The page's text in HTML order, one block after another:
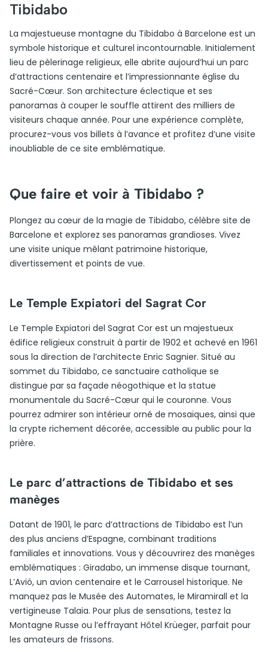
Tibidabo
La majestueuse montagne du Tibidabo à Barcelone est un
symbole historique et culturel incontournable. Initialement
lieu de pèlerinage religieux, elle abrite aujourd’hui un parc
d’attractions centenaire et l’impressionnante église du
Sacré-Cœur. Son architecture éclectique et ses
panoramas à couper le souffle attirent des milliers de
visiteurs chaque année. Pour une expérience complète,
procurez-vous vos billets à l’avance et profitez d’une visite
inoubliable de ce site emblématique.
Que faire et voir à Tibidabo ?
Plongez au cœur de la magie de Tibidabo, célèbre site de
Barcelone et explorez ses panoramas grandioses. Vivez
une visite unique mêlant patrimoine historique,
divertissement et points de vue.
Le Temple Expiatori del Sagrat Cor
Le Temple Expiatori del Sagrat Cor est un majestueux
édifice religieux construit à partir de 1902 et achevé en 1961
sous la direction de l’architecte Enric Sagnier. Situé au
sommet du Tibidabo, ce sanctuaire catholique se
distingue par sa façade néogothique et la statue
monumentale du Sacré-Cœur qui le couronne. Vous
pourrez admirer son intérieur orné de mosaïques, ainsi que
la crypte richement décorée, accessible au public pour la
prière.
Le parc d’attractions de Tibidabo et ses
manèges
Datant de 1901, le parc d’attractions de Tibidabo est l’un
des plus anciens d’Espagne, combinant traditions
familiales et innovations. Vous y découvrirez des manèges
emblématiques : Giradabo, un immense disque tournant,
L’Avió, un avion centenaire et le Carrousel historique. Ne
manquez pas le Musée des Automates, le Miramirall et la
vertigineuse Talaia. Pour plus de sensations, testez la
Montagne Russe ou l’effrayant Hôtel Krüeger, parfait pour
les amateurs de frissons.